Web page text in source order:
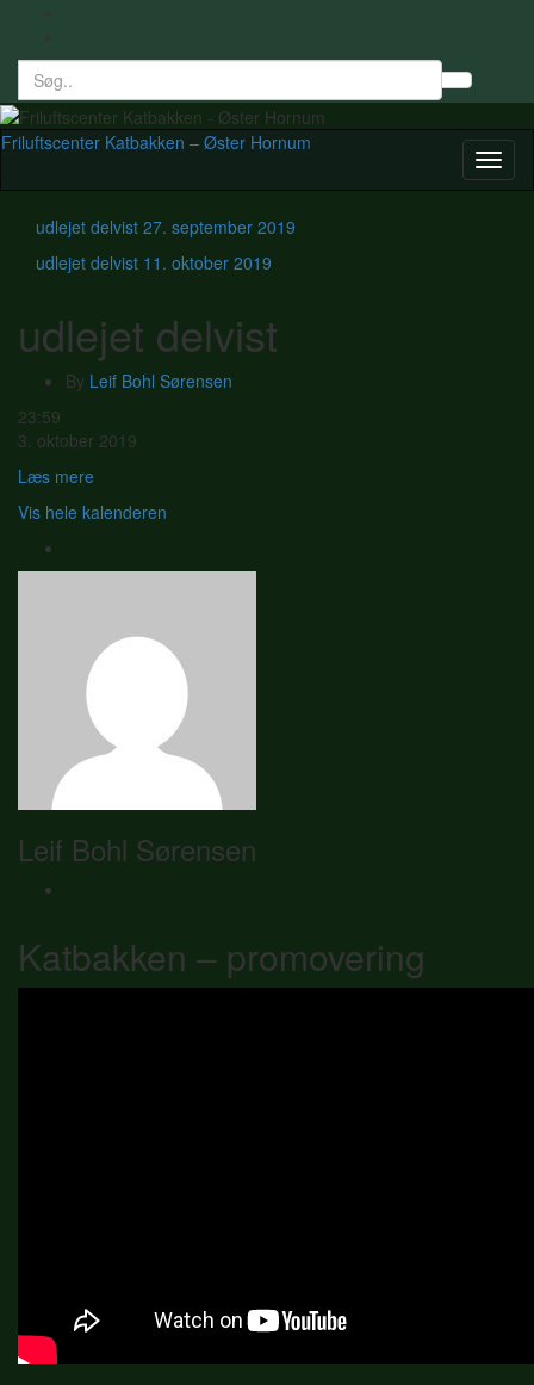
form
Search
for:
Friluftscenter Katbakken – Øster Hornum
udlejet delvist 27. september 2019
udlejet delvist 11. oktober 2019
udlejet delvist
By Leif Bohl Sørensen
udlejet
delvist
23:59
3. oktober 2019
Læs mere
Vis hele kalenderen
Leif Bohl Sørensen
Katbakken – promovering